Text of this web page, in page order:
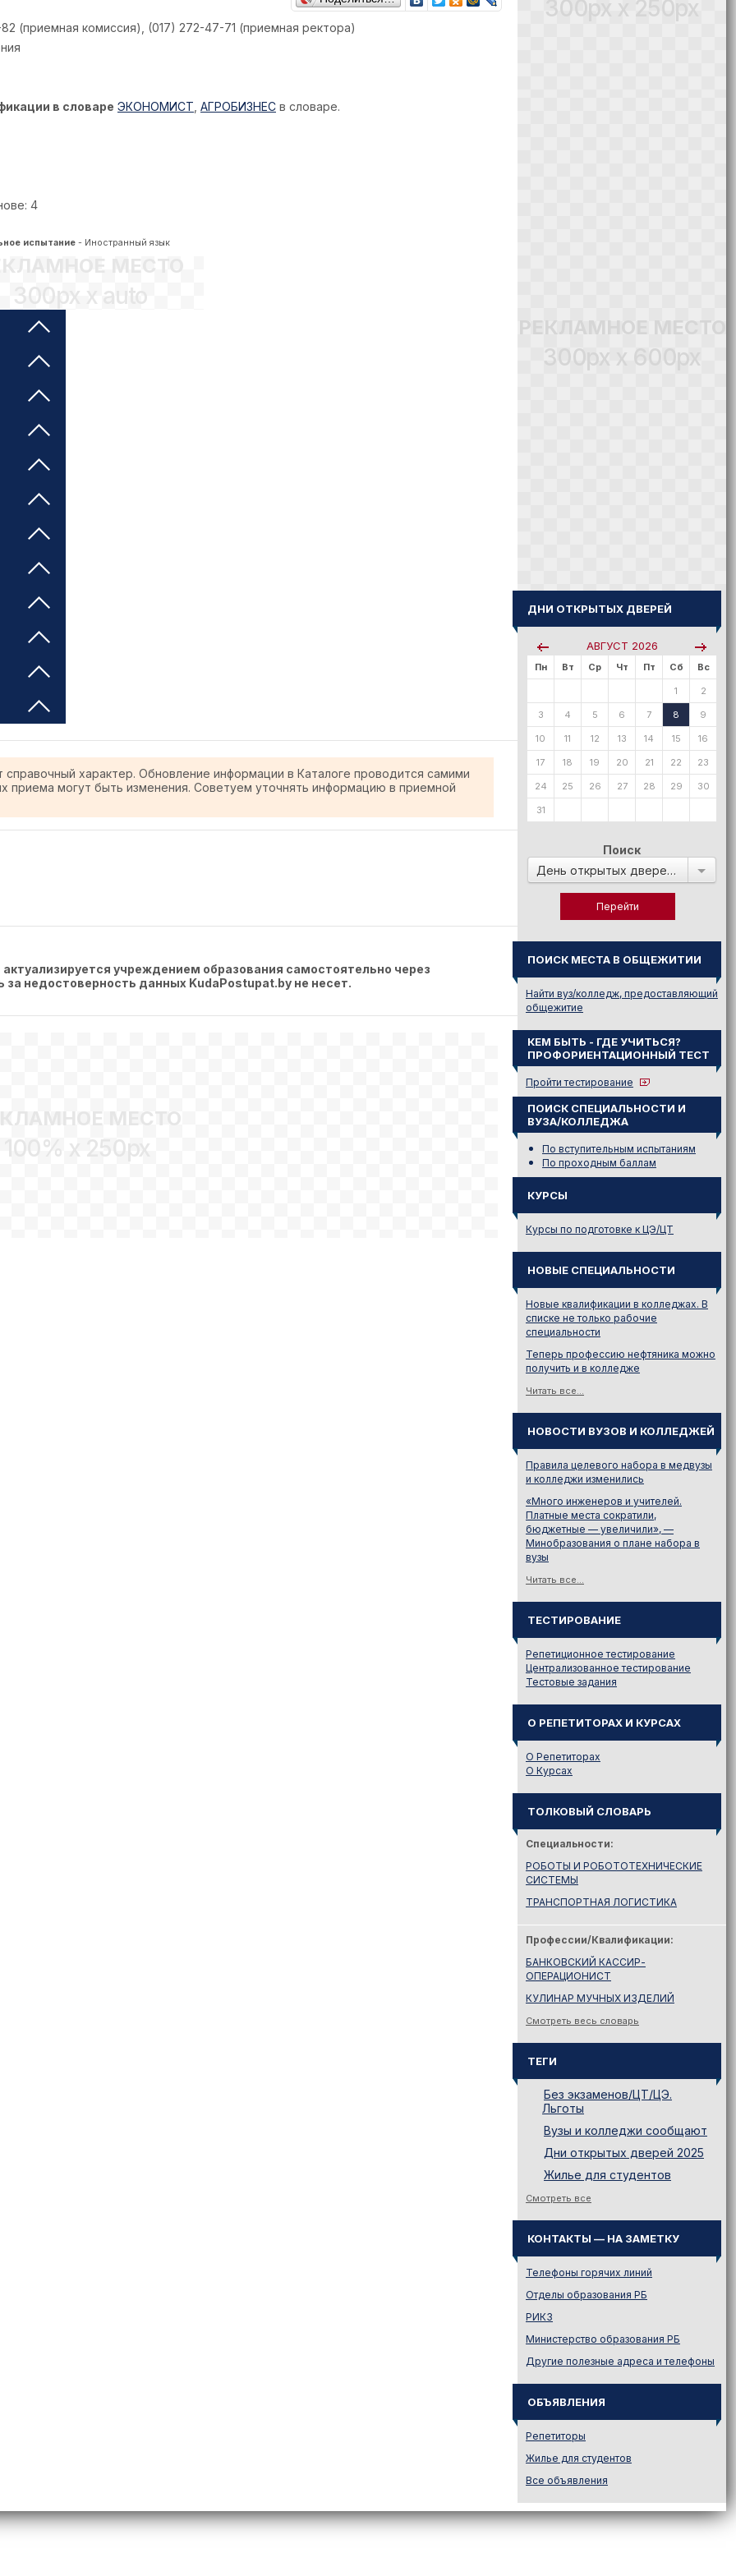
(приемная комиссия), (017) 272-47-71 (приемная ректора)
в словаре ЭКОНОМИСТ АГРОБИЗНЕС в словаре.
4
испытание - Иностранный язык
МЕСТО
300px x auto
характер. Обновление информации в Каталоге проводится самими
приема могут быть изменения. Советуем уточнять информацию в приемной
учреждением образования самостоятельно через
за недостоверность данных KudaPostupat.by не несет.
МЕСТО
100% x 250px
300px x 250px
РЕКЛАМНОЕ МЕСТО
300px x 600px
ДНИ ОТКРЫТЫХ ДВЕРЕЙ
АВГУСТ 2026
Пн Вт Ср Чт Пт Сб Вс
1 2
3 4 5 6 7 8 9
10 11 12 13 14 15 16
17 18 19 20 21 22 23
24 25 26 27 28 29 30
31
Поиск
День открытых дверей в:
ПОИСК МЕСТА В ОБЩЕЖИТИИ
Найти вуз/колледж, предоставляющий
общежитие
КЕМ БЫТЬ - ГДЕ УЧИТЬСЯ?
ПРОФОРИЕНТАЦИОННЫЙ ТЕСТ
Пройти тестирование
ПОИСК СПЕЦИАЛЬНОСТИ И
ВУЗА/КОЛЛЕДЖА
По вступительным испытаниям
По проходным баллам
КУРСЫ
Курсы по подготовке к ЦЭ/ЦТ
НОВЫЕ СПЕЦИАЛЬНОСТИ
Новые квалификации в колледжах. В
списке не только рабочие
специальности
Теперь профессию нефтяника можно
получить и в колледже
Читать все...
НОВОСТИ ВУЗОВ И КОЛЛЕДЖЕЙ
Правила целевого набора в медвузы
и колледжи изменились
«Много инженеров и учителей.
Платные места сократили,
бюджетные — увеличили», —
Минобразования о плане набора в
вузы
Читать все...
ТЕСТИРОВАНИЕ
Репетиционное тестирование
Централизованное тестирование
Тестовые задания
О РЕПЕТИТОРАХ И КУРСАХ
О Репетиторах
О Курсах
ТОЛКОВЫЙ СЛОВАРЬ
Специальности:
РОБОТЫ И РОБОТОТЕХНИЧЕСКИЕ
СИСТЕМЫ
ТРАНСПОРТНАЯ ЛОГИСТИКА
Профессии/Квалификации:
БАНКОВСКИЙ КАССИР-
ОПЕРАЦИОНИСТ
КУЛИНАР МУЧНЫХ ИЗДЕЛИЙ
Смотреть весь словарь
ТЕГИ
Без экзаменов/ЦТ/ЦЭ.
Льготы
Вузы и колледжи сообщают
Дни открытых дверей 2025
Жилье для студентов
Законодательство
Иностранному абитуриенту
Куда поступать на твою
специальность?
Куда поступать? — Это надо
знать!
Новости образования и не
Подготовительные курсы
Подготовка к ЦЭ и ЦТ.
Репетиторы
Поступление в вузы
Проходные баллы в вузах
Беларуси
Распределение
Смотреть все
КОНТАКТЫ — НА ЗАМЕТКУ
Телефоны горячих линий
Отделы образования РБ
РИКЗ
Министерство образования РБ
Другие полезные адреса и телефоны
ОБЪЯВЛЕНИЯ
Репетиторы
Жилье для студентов
Все объявления